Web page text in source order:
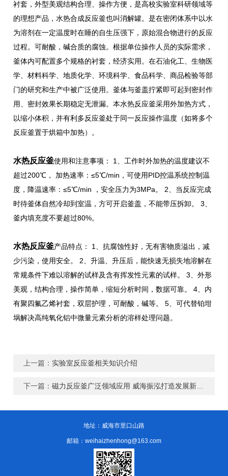
衬套，外型美观结构合理、操作方便，是高校实验室科研领域等
的理想产品，水热合成反应釜也叫消解罐。是在密闭体系中以水
为溶剂在一定温度时在睡的自生压强下，原始混合物进行的反应
过程。可耐酸，碱合质的腐蚀。根据单位操作人员的实际需求，
釜体内可配置多个规格的衬套，经济实用。在石油化工、生物医
学、材料科学、地质化学、环境科学、食品科学、商品检验等部
门的研究和生产中被广泛使用。釜体与釜盖拧紧即可起到密封作
用、密封效果长期稳定无泄漏。本水热反应釜采用外加热方式，
以缩小体积，并有利多反应釜处于同一反应操作温度（如将多个
反应釜置于烘箱中加热）。
水热反应釜使用和注意事项： 1、工作时外加热的温度建议不
超过200℃， 加热速率：≤5℃/min，可使用PID控温系统控制温
度，降温速率：≤5℃/min ，安全压力为3MPa。 2、当反应完成
时待釜体自然冷却到室温，方可开启釜盖，不能带压拆卸。 3、
釜内填充度不要超过80%。
水热反应釜产品特点： 1、抗腐蚀性好，无有害物质溢出，减
少污染，使用安全。 2、升温、升压后，能快速无损失地溶解在
常规条件下难以溶解的试样及含有挥发性元素的试样。 3、外形
美观，结构合理，操作简单，缩短分析时间，数据可靠。 4、内
有聚四氟乙烯衬套，双层护理，可耐酸，碱等。 5、可代替铂坩
埚解决高纯氧化铝中微量元素分析的溶样处理问题。
上一篇： 实验室反应釜相关知识介绍
下一篇：磁力反应釜广泛领域应用 威海振泓打造发展新机遇
地址：威海市里口山路
邮箱：weihaizhenhong@163.com